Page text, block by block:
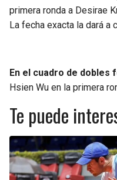
primera ronda a Desirae
La fecha exacta la dará a
En el cuadro de dobles
Hsien Wu en la primera
Te puede